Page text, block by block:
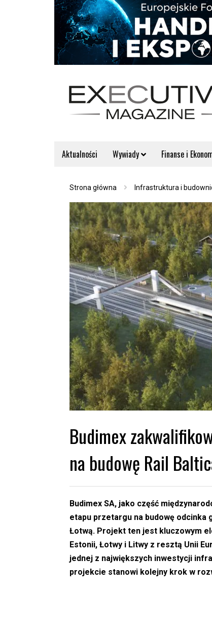
Aktualności Wywiady Finanse i
Strona główna Infrastruktura i
Budimex
‎na budowę Rail
Budimex SA, jako część
etapu przetargu na budowę odcinka
Łotwą. Projekt ten jest kluczowym
Estonii, Łotwy i Litwy z resztą Unii
jednej z największych inwestycji
projekcie stanowi kolejny krok w